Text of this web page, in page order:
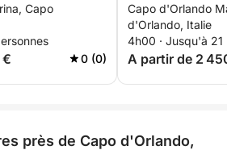
Capo
€ 0 (0)
demi-journée à
White Lotus
Capo d'Orlando
d'Orlando, Italie
4h00 · Jusqu'à 21
A partir de 2
près de Capo d'Orlando,